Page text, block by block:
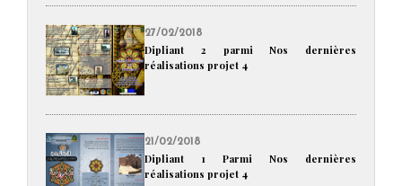
27/02/2018
Dipliant 2 parmi Nos dernières
réalisations projet 4
21/02/2018
Dipliant 1 Parmi Nos dernières
réalisations projet 4